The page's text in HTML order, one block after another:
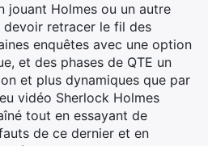
jouant Holmes ou un autre
retracer le fil des
enquêtes avec une option
et des phases de QTE un
et plus dynamiques que par
vidéo Sherlock Holmes
tout en essayant de
de ce dernier et en